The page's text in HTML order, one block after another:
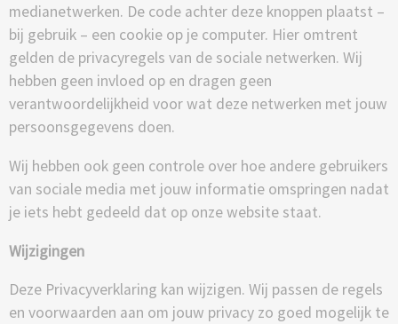
medianetwerken. De code achter deze knoppen plaatst –
bij gebruik – een cookie op je computer. Hier omtrent
gelden de privacyregels van de sociale netwerken. Wij
hebben geen invloed op en dragen geen
verantwoordelijkheid voor wat deze netwerken met jouw
persoonsgegevens doen.
Wij hebben ook geen controle over hoe andere gebruikers
van sociale media met jouw informatie omspringen nadat
je iets hebt gedeeld dat op onze website staat.
Wijzigingen
Deze Privacyverklaring kan wijzigen. Wij passen de regels
en voorwaarden aan om jouw privacy zo goed mogelijk te